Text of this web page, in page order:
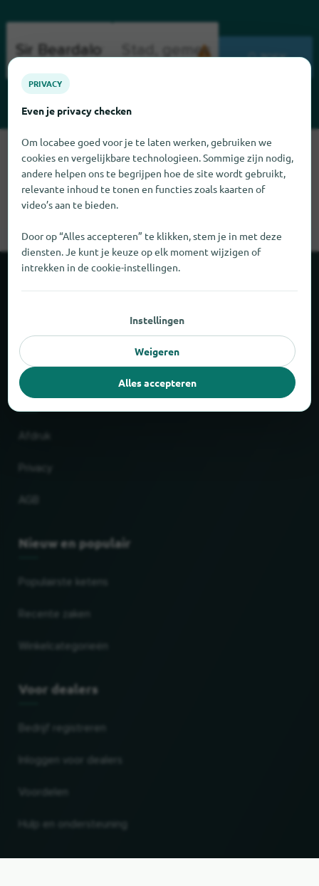
ZOEK
Sorry, we kunnen Sir Beardalot op dit moment niet vinden. Als
u weet waar Sir Beardalot te vinden is, zouden we het erg op
prijs stellen als u ons dat laat weten.
Partner
Wettelijk
Nieuw en populair
Populairste ketens
Voor dealers
PRIVACY
Even je privacy checken
Om locabee goed voor je te laten werken, gebruiken we
cookies en vergelijkbare technologieen. Sommige zijn nodig,
andere helpen ons te begrijpen hoe de site wordt gebruikt,
relevante inhoud te tonen en functies zoals kaarten of
video’s aan te bieden.
Door op “Alles accepteren” te klikken, stem je in met deze
diensten. Je kunt je keuze op elk moment wijzigen of
intrekken in de cookie-instellingen.
Instellingen
Weigeren
Alles accepteren